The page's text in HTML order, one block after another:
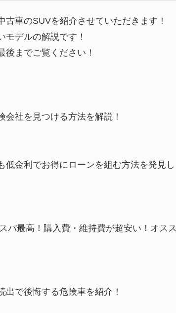
車のSUVを紹介させていただきます！
デルの解説です！
までご覧ください！
会社を見つける方法を解説！
低金利でお得にローンを組む方法を発見し
パ最高！購入費・維持費が超安い！オスス
出で後悔する危険車を紹介！